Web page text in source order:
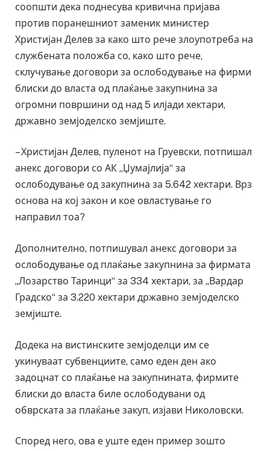
соопшти дека поднесува кривична пријава
против поранешниот заменик министер
Христијан Делев за како што рече злоупотреба на
службената положба со, како што рече,
склучување договори за ослободување на фирми
блиски до власта од плаќање закупнина за
огромни површини од над 5 илјади хектари,
државно земјоделско земјиште.
– Христијан Делев, пуленот на Груевски, потпишал
анекс договори со АК „Џумајлија“ за
ослободување од закупнина за 5.642 хектари. Врз
основа на кој закон и кое овластување го
направил тоа?
Дополнително, потпишувал анекс договори за
ослободување од плаќање закупнина за фирмата
„Лозарство Таринци“ за 334 хектари, за „Вардар
Градско“ за 3.220 хектари државно земјоделско
земјиште.
Додека на вистинските земјоделци им се
укинуваат субвенциите, само еден ден ако
задоцнат со плаќање на закупнината, фирмите
блиски до власта биле ослободувани од
обврската за плаќање закуп, изјави Николовски.
Според него, ова е уште еден пример зошто